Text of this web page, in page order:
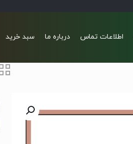
اطلاعات تماس درباره ما سبد خرید